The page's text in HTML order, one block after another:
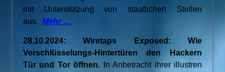
mit Unterstützung von staatlichen Stellen
aus. Mehr …
28.10.2024: Wiretaps Exposed: Wie
Verschlüsselungs-Hintertüren den Hackern
Tür und Tor öffnen.
In Anbetracht ihrer illustren